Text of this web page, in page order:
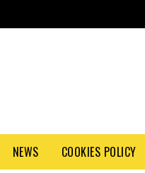
NEWS COOKIES POLICY